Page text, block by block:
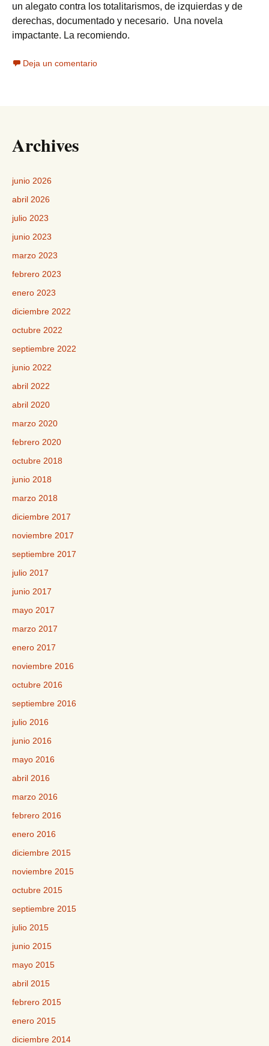
un alegato contra los totalitarismos, de izquierdas y de
derechas, documentado y necesario. Una novela
impactante. La recomiendo.
Deja un comentario
Archives
junio 2026
abril 2026
julio 2023
junio 2023
marzo 2023
febrero 2023
enero 2023
diciembre 2022
octubre 2022
septiembre 2022
junio 2022
abril 2022
abril 2020
marzo 2020
febrero 2020
octubre 2018
junio 2018
marzo 2018
diciembre 2017
noviembre 2017
septiembre 2017
julio 2017
junio 2017
mayo 2017
marzo 2017
enero 2017
noviembre 2016
octubre 2016
septiembre 2016
julio 2016
junio 2016
mayo 2016
abril 2016
marzo 2016
febrero 2016
enero 2016
diciembre 2015
noviembre 2015
octubre 2015
septiembre 2015
julio 2015
junio 2015
mayo 2015
abril 2015
febrero 2015
enero 2015
diciembre 2014